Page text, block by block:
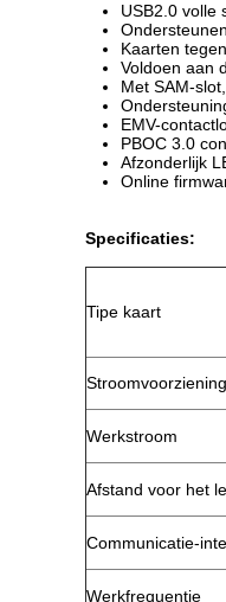
USB2.0 volle
Kaarten
Voldoen aan
Met SAM-
EMV-
PBOC 3.0
Afzonderlijk
Online
Specificaties:
Tipe kaart
Stroomvoorziening
Werkstroom
Afstand voor het
Communicatie-
Werkfrequentie